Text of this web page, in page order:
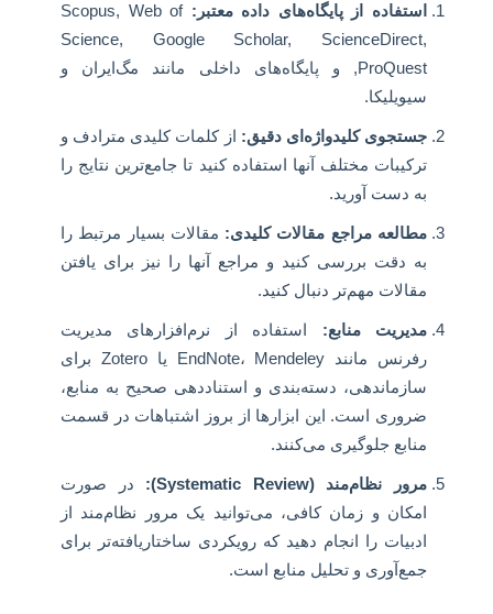
استفاده از پایگاه‌های داده معتبر: Scopus, Web of
Science, Google Scholar, ScienceDirect,
ProQuest, و پایگاه‌های داخلی مانند مگ‌ایران و
سیویلیکا.
جستجوی کلیدواژه‌ای دقیق: از کلمات کلیدی مترادف و
ترکیبات مختلف آنها استفاده کنید تا جامع‌ترین نتایج را
به دست آورید.
مطالعه مراجع مقالات کلیدی: مقالات بسیار مرتبط را
به دقت بررسی کنید و مراجع آنها را نیز برای یافتن
مقالات مهم‌تر دنبال کنید.
مدیریت منابع: استفاده از نرم‌افزارهای مدیریت
رفرنس مانند EndNote، Mendeley یا Zotero برای
سازماندهی، دسته‌بندی و استناددهی صحیح به منابع،
ضروری است. این ابزارها از بروز اشتباهات در قسمت
منابع جلوگیری می‌کنند.
مرور نظام‌مند (Systematic Review):
در صورت
امکان و زمان کافی، می‌توانید یک مرور نظام‌مند از
ادبیات را انجام دهید که رویکردی ساختاریافته‌تر برای
جمع‌آوری و تحلیل منابع است.